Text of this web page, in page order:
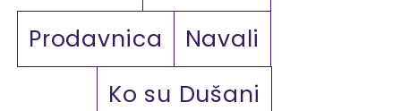
Prodavnica
Navali
Ko su Dušani